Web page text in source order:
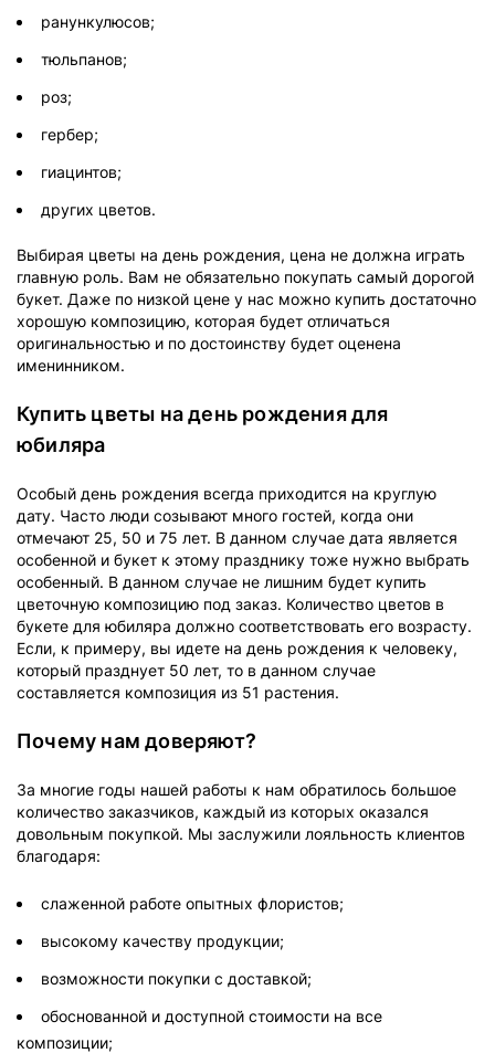
ранункулюсов;
тюльпанов;
роз;
гербер;
гиацинтов;
других цветов.
Выбирая цветы на день рождения, цена не должна играть
главную роль. Вам не обязательно покупать самый дорогой
букет. Даже по низкой цене у нас можно купить достаточно
хорошую композицию, которая будет отличаться
оригинальностью и по достоинству будет оценена
именинником.
Купить цветы на день рождения для
юбиляра
Особый день рождения всегда приходится на круглую
дату. Часто люди созывают много гостей, когда они
отмечают 25, 50 и 75 лет. В данном случае дата является
особенной и букет к этому празднику тоже нужно выбрать
особенный. В данном случае не лишним будет купить
цветочную композицию под заказ. Количество цветов в
букете для юбиляра должно соответствовать его возрасту.
Если, к примеру, вы идете на день рождения к человеку,
который празднует 50 лет, то в данном случае
составляется композиция из 51 растения.
Почему нам доверяют?
За многие годы нашей работы к нам обратилось большое
количество заказчиков, каждый из которых оказался
довольным покупкой. Мы заслужили лояльность клиентов
благодаря:
слаженной работе опытных флористов;
высокому качеству продукции;
возможности покупки с доставкой;
обоснованной и доступной стоимости на все
композиции;